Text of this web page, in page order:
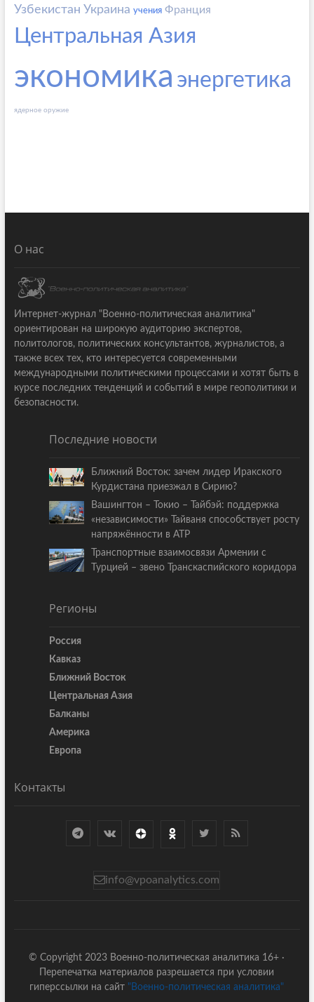
Узбекистан Украина учения Франция
Центральная Азия
экономика энергетика
ядерное оружие
О нас
Интернет-журнал "Военно-политическая аналитика"
ориентирован на широкую аудиторию экспертов,
политологов, политических консультантов, журналистов, а
также всех тех, кто интересуется современными
международными политическими процессами и хотят быть в
курсе последних тенденций и событий в мире геополитики и
безопасности.
Последние новости
Ближний Восток: зачем лидер Иракского
Курдистана приезжал в Сирию?
Вашингтон – Токио – Тайбэй: поддержка
«независимости» Тайваня способствует росту
напряжённости в АТР
Транспортные взаимосвязи Армении с
Турцией – звено Транскаспийского коридора
Регионы
Россия
Кавказ
Ближний Восток
Центральная Азия
Балканы
Америка
Европа
Контакты
info@vpoanalytics.com
© Copyright 2023 Военно-политическая аналитика 16+ ·
Перепечатка материалов разрешается при условии
гиперссылки на сайт "Военно-политическая аналитика"